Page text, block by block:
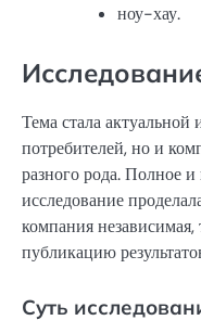
ноу-хау.
Тема стала актуальной
потребителей, но и
разного рода. Полное
исследование
компания
публикацию
Суть